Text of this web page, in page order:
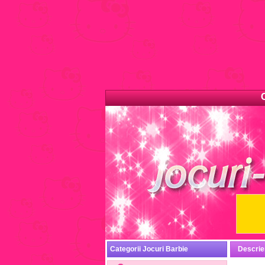
Categorii Jocuri Barbie